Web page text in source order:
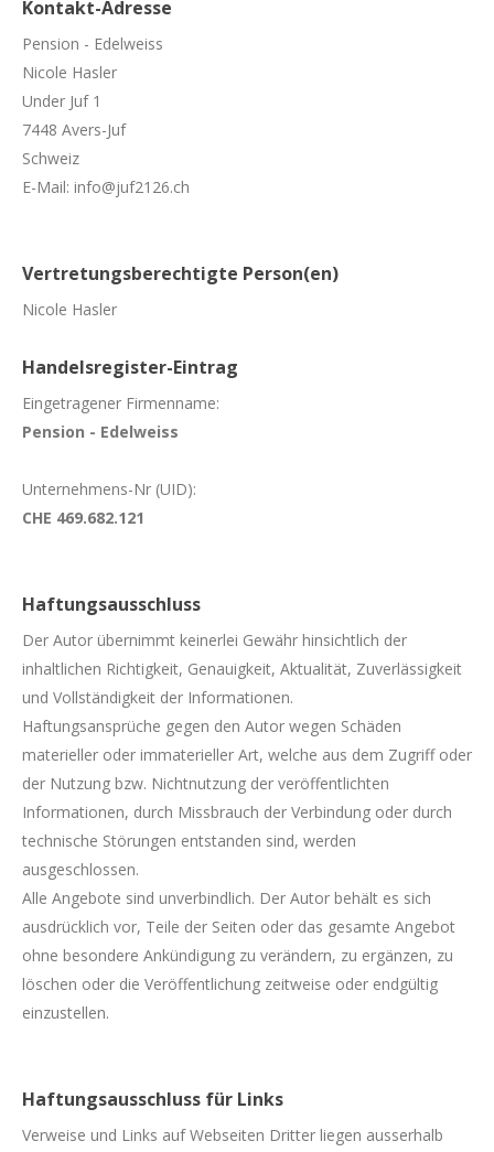
Impressionen
News
Wertvolle Links
Kontakt
Kontakt-Adresse
Pension - Edelweiss
Nicole Hasler
Under Juf 1
7448 Avers-Juf
Schweiz
E-Mail: info@juf2126.ch
Vertretungsberechtigte Person(en)
Nicole Hasler
Handelsregister-Eintrag
Eingetragener Firmenname:
Pension - Edelweiss
Unternehmens-Nr (UID):
CHE 469.682.121
Haftungsausschluss
Der Autor übernimmt keinerlei Gewähr hinsichtlich der
inhaltlichen Richtigkeit, Genauigkeit, Aktualität, Zuverlässigkeit
und Vollständigkeit der Informationen.
Haftungsansprüche gegen den Autor wegen Schäden
materieller oder immaterieller Art, welche aus dem Zugriff oder
der Nutzung bzw. Nichtnutzung der veröffentlichten
Informationen, durch Missbrauch der Verbindung oder durch
technische Störungen entstanden sind, werden
ausgeschlossen.
Alle Angebote sind unverbindlich. Der Autor behält es sich
ausdrücklich vor, Teile der Seiten oder das gesamte Angebot
ohne besondere Ankündigung zu verändern, zu ergänzen, zu
löschen oder die Veröffentlichung zeitweise oder endgültig
einzustellen.
Haftungsausschluss für Links
Verweise und Links auf Webseiten Dritter liegen ausserhalb